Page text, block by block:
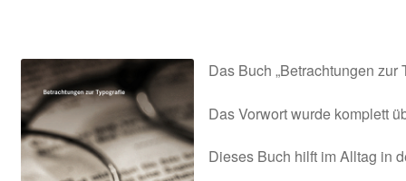
Das Buch „Betrachtungen
Das Vorwort wurde komplett
Dieses Buch hilft im Alltag in